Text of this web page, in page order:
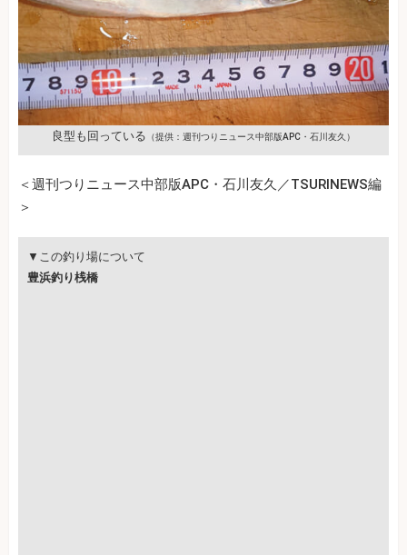
良型も回っている （提供：週刊つりニュース中部版APC・石川友久）
＜週刊つりニュース中部版APC・石川友久／TSURINEWS編
＞
▼この釣り場について
豊浜釣り桟橋